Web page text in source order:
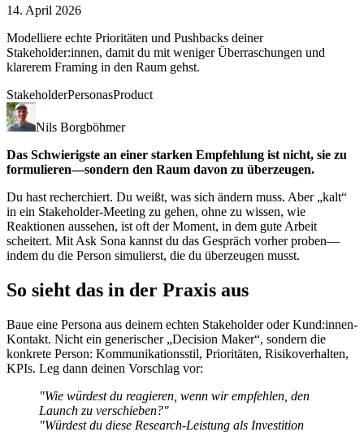
14. April 2026
Modelliere echte Prioritäten und Pushbacks deiner
Stakeholder:innen, damit du mit weniger Überraschungen und
klarerem Framing in den Raum gehst.
StakeholderPersonasProduct
Nils Borgböhmer
Das Schwierigste an einer starken Empfehlung ist nicht, sie zu
formulieren—sondern den Raum davon zu überzeugen.
Du hast recherchiert. Du weißt, was sich ändern muss. Aber „kalt“
in ein Stakeholder-Meeting zu gehen, ohne zu wissen, wie
Reaktionen aussehen, ist oft der Moment, in dem gute Arbeit
scheitert. Mit Ask Sona kannst du das Gespräch vorher proben—
indem du die Person simulierst, die du überzeugen musst.
So sieht das in der Praxis aus
Baue eine Persona aus deinem echten Stakeholder oder Kund:innen-
Kontakt. Nicht ein generischer „Decision Maker“, sondern die
konkrete Person: Kommunikationsstil, Prioritäten, Risikoverhalten,
KPIs. Leg dann deinen Vorschlag vor:
"Wie würdest du reagieren, wenn wir empfehlen, den
Launch zu verschieben?"
"Würdest du diese Research-Leistung als Investition